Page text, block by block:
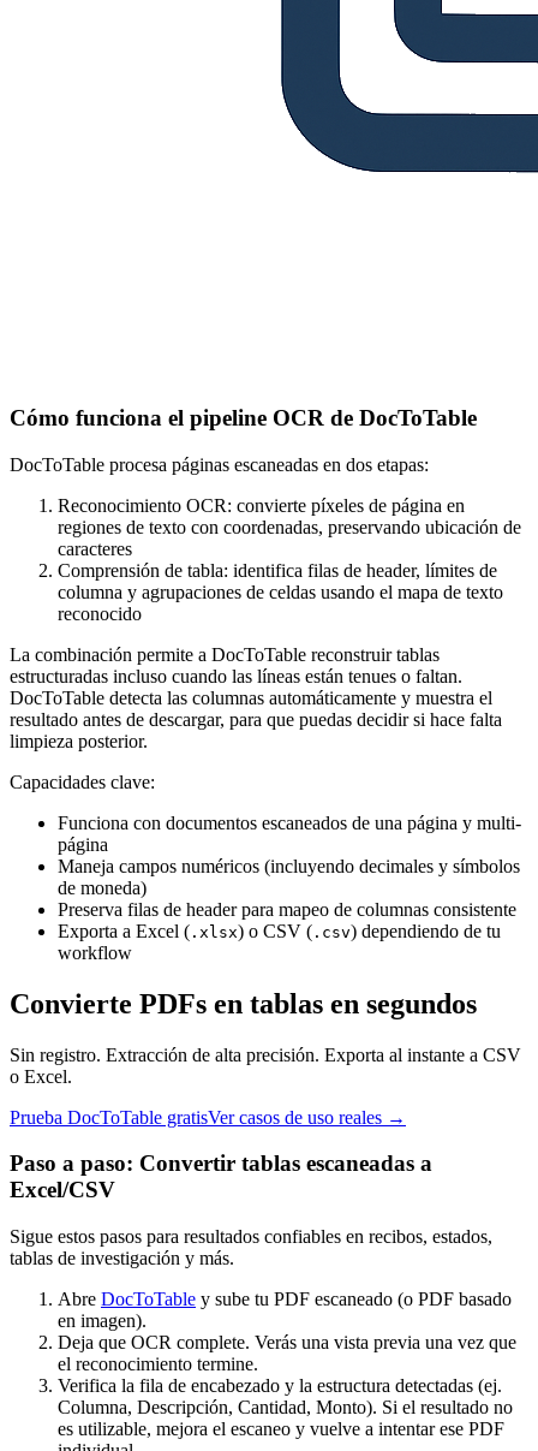
Cómo funciona el pipeline OCR de DocToTable
DocToTable procesa páginas escaneadas en dos etapas:
Reconocimiento OCR: convierte píxeles de página en
regiones de texto con coordenadas, preservando ubicación de
caracteres
Comprensión de tabla: identifica filas de header, límites de
columna y agrupaciones de celdas usando el mapa de texto
reconocido
La combinación permite a DocToTable reconstruir tablas
estructuradas incluso cuando las líneas están tenues o faltan.
DocToTable detecta las columnas automáticamente y muestra el
resultado antes de descargar, para que puedas decidir si hace falta
limpieza posterior.
Capacidades clave:
Funciona con documentos escaneados de una página y multi-
página
Maneja campos numéricos (incluyendo decimales y símbolos
de moneda)
Preserva filas de header para mapeo de columnas consistente
Exporta a Excel ( .xlsx) o CSV ( .csv) dependiendo de tu
workflow
Convierte PDFs en tablas en segundos
Sin registro. Extracción de alta precisión. Exporta al instante a CSV
o Excel.
Prueba DocToTable gratisVer casos de uso reales →
Paso a paso: Convertir tablas escaneadas a
Excel/CSV
Sigue estos pasos para resultados confiables en recibos, estados,
tablas de investigación y más.
Abre DocToTable y sube tu PDF escaneado (o PDF basado
en imagen).
Deja que OCR complete. Verás una vista previa una vez que
el reconocimiento termine.
Verifica la fila de encabezado y la estructura detectadas (ej.
Columna, Descripción, Cantidad, Monto). Si el resultado no
es utilizable, mejora el escaneo y vuelve a intentar ese PDF